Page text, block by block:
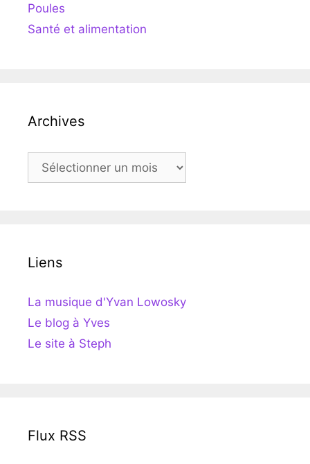
Poules
Santé et alimentation
Archives
Archives
Liens
La musique d'Yvan Lowosky
Le blog à Yves
Le site à Steph
Flux RSS